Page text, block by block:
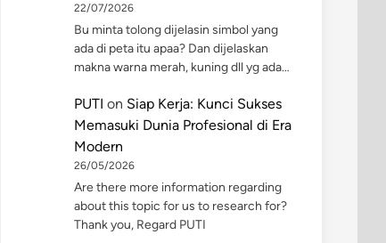
22/07/2026
Bu minta tolong dijelasin simbol yang
ada di peta itu apaa? Dan dijelaskan
makna warna merah, kuning dll yg ada…
PUTI on Siap Kerja: Kunci Sukses
Memasuki Dunia Profesional di Era
Modern
26/05/2026
Are there more information regarding
about this topic for us to research for?
Thank you, Regard PUTI